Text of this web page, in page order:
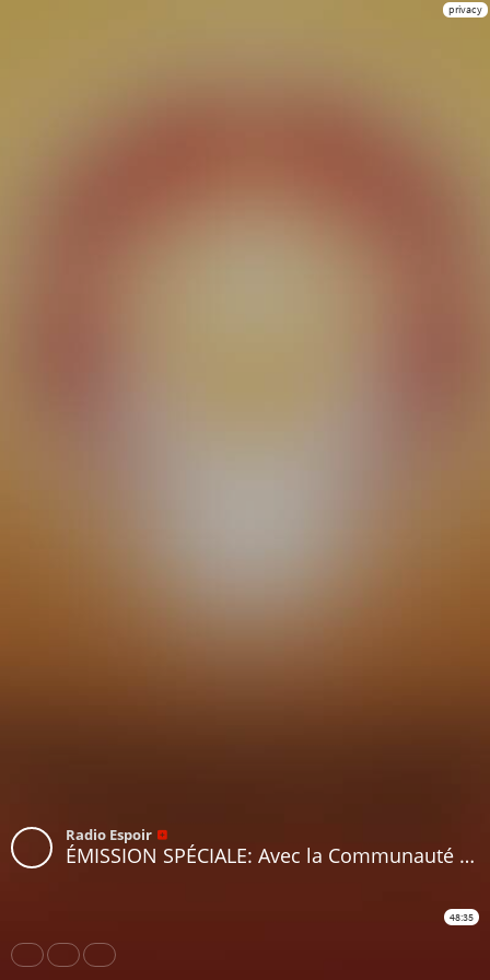
privacy
Radio Espoir
ÉMISSION SPÉCIALE: Avec la Communauté des Serviteurs du Christ Vivant de Côte d'Ivoire
48:35
Share